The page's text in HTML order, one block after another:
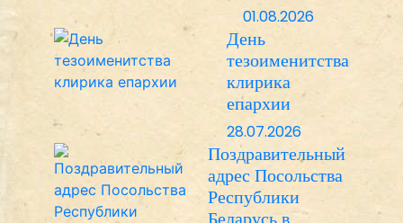
01.08.2026
День
тезоименитства
клирика
епархии
28.07.2026
Поздравительный
адрес Посольства
Республики
Беларусь в